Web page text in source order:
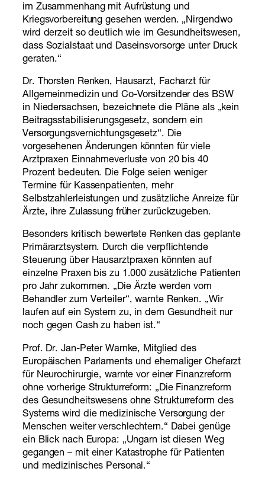
im Zusammenhang mit Aufrüstung und
Kriegsvorbereitung gesehen werden. „Nirgendwo
wird derzeit so deutlich wie im Gesundheitswesen,
dass Sozialstaat und Daseinsvorsorge unter Druck
geraten.“
Dr. Thorsten Renken, Hausarzt, Facharzt für
Allgemeinmedizin und Co-Vorsitzender des BSW
in Niedersachsen, bezeichnete die Pläne als „kein
Beitragsstabilisierungsgesetz, sondern ein
Versorgungsvernichtungsgesetz“. Die
vorgesehenen Änderungen könnten für viele
Arztpraxen Einnahmeverluste von 20 bis 40
Prozent bedeuten. Die Folge seien weniger
Termine für Kassenpatienten, mehr
Selbstzahlerleistungen und zusätzliche Anreize für
Ärzte, ihre Zulassung früher zurückzugeben.
Besonders kritisch bewertete Renken das geplante
Primärarztsystem. Durch die verpflichtende
Steuerung über Hausarztpraxen könnten auf
einzelne Praxen bis zu 1.000 zusätzliche Patienten
pro Jahr zukommen. „Die Ärzte werden vom
Behandler zum Verteiler“, warnte Renken. „Wir
laufen auf ein System zu, in dem Gesundheit nur
noch gegen Cash zu haben ist.“
Prof. Dr. Jan-Peter Warnke, Mitglied des
Europäischen Parlaments und ehemaliger Chefarzt
für Neurochirurgie, warnte vor einer Finanzreform
ohne vorherige Strukturreform: „Die Finanzreform
des Gesundheitswesens ohne Strukturreform des
Systems wird die medizinische Versorgung der
Menschen weiter verschlechtern.“ Dabei genüge
ein Blick nach Europa: „Ungarn ist diesen Weg
gegangen – mit einer Katastrophe für Patienten
und medizinisches Personal.“